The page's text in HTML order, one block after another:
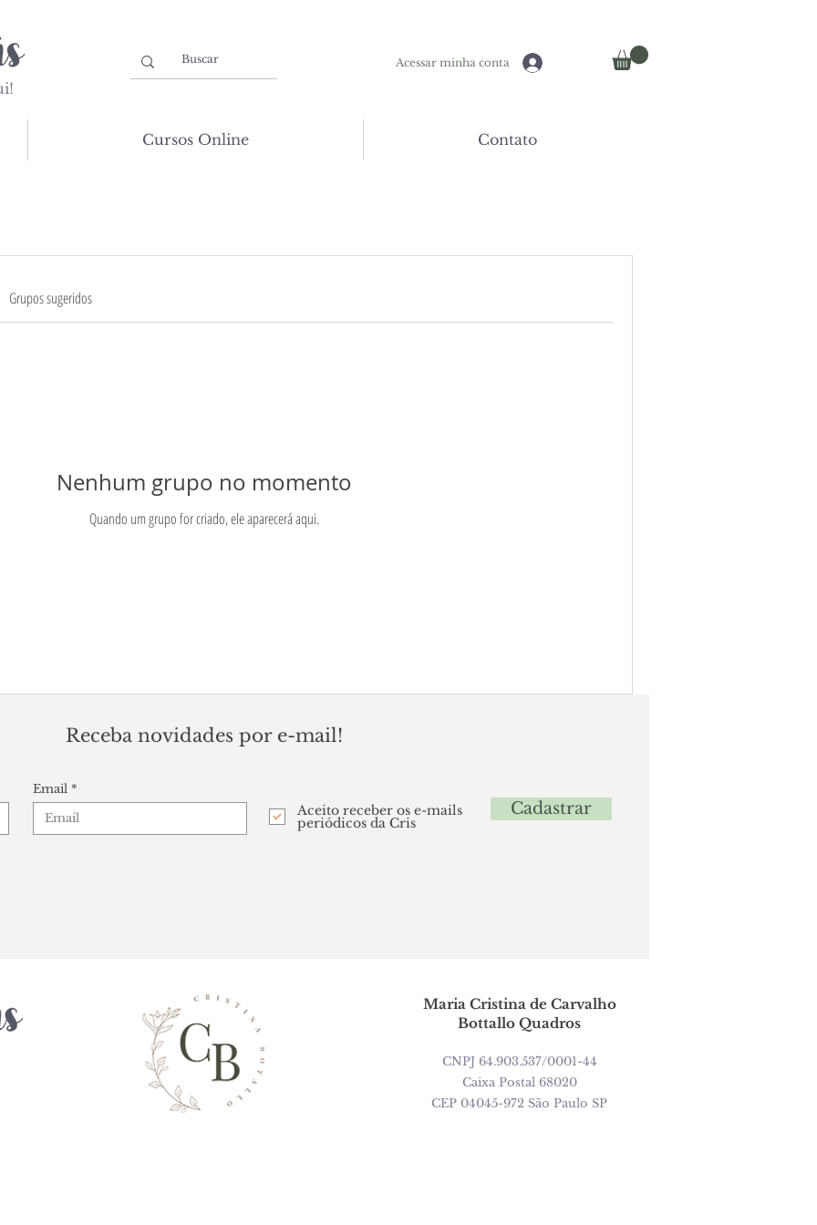
Acessar minha conta
Cursos Online Contato
Grupos sugeridos
Nenhum grupo no momento
Quando um grupo for criado, ele aparecerá aqui.
Receba novidades por e-mail!
Email
Aceito receber os e-mails
periódicos da Cris
Cadastrar
Maria Cristina de Carvalho
Bottallo Quadros
CNPJ 64.903.537/0001-44
Caixa Postal 68020
CEP 04045-972 São Paulo SP